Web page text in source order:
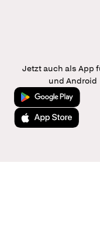
Jetzt auch als App
und Android
Jetzt bei Google Play
Laden im App Store